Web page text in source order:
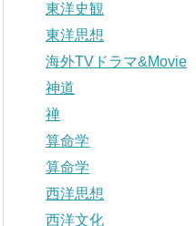
東洋史観
東洋思想
海外TVドラマ&Movie
神道
禅
算命学
算命学
西洋思想
西洋文化